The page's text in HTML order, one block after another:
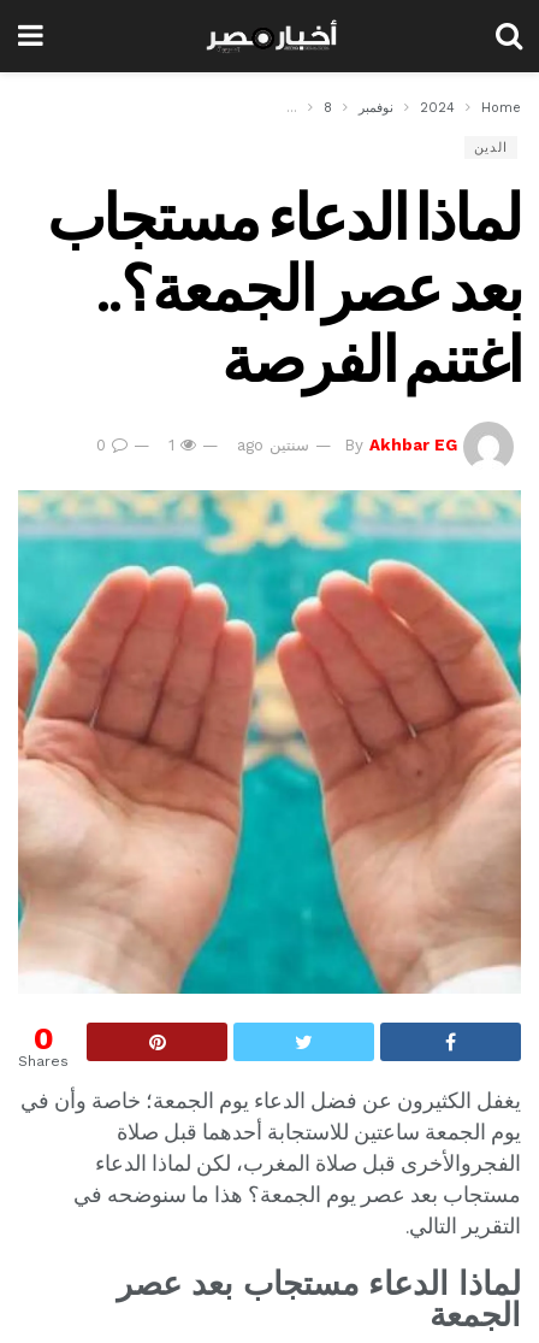
Home
2024 نوفمبر 8 لماذا الدعاء مستجاب بعد عصر الجمعة؟.. اغتنم الفرصة
الدين
لماذا الدعاء مستجاب
بعد عصر الجمعة؟..
اغتنم الفرصة
By Akhbar EG سنتين ago
0
Shares
يغفل الكثيرون عن فضل الدعاء يوم الجمعة؛ خاصة وأن في
يوم الجمعة ساعتين للاستجابة أحدهما قبل صلاة
الفجروالأخرى قبل صلاة المغرب، لكن لماذا الدعاء
مستجاب بعد عصر يوم الجمعة؟ هذا ما سنوضحه في
التقرير التالي.
لماذا الدعاء مستجاب بعد عصر
الجمعة